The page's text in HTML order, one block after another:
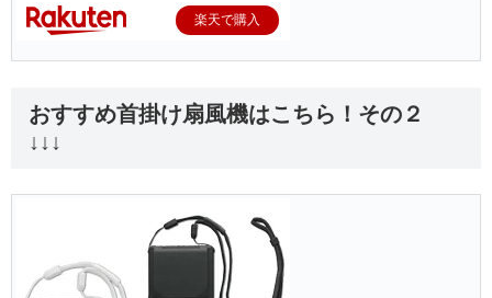
楽天で購入
おすすめ首掛け扇風機はこちら！その２
↓↓↓